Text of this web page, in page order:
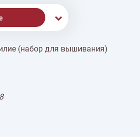
(набор для вышивания)